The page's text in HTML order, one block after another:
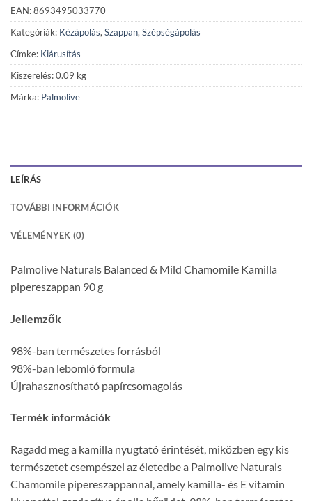
EAN: 8693495033770
Kategóriák: Kézápolás,Szappan,Szépségápolás
Címke: Kiárusítás
Kiszerelés: 0.09 kg
Márka: Palmolive
LEÍRÁS
TOVÁBBI INFORMÁCIÓK
VÉLEMÉNYEK (0)
Palmolive Naturals Balanced & Mild Chamomile Kamilla
pipereszappan 90 g
Jellemzők
98%-ban természetes forrásból
98%-ban lebomló formula
Újrahasznosítható papírcsomagolás
Termék információk
Ragadd meg a kamilla nyugtató érintését, miközben egy kis
természetet csempészel az életedbe a Palmolive Naturals
Chamomile pipereszappannal, amely kamilla- és E vitamin